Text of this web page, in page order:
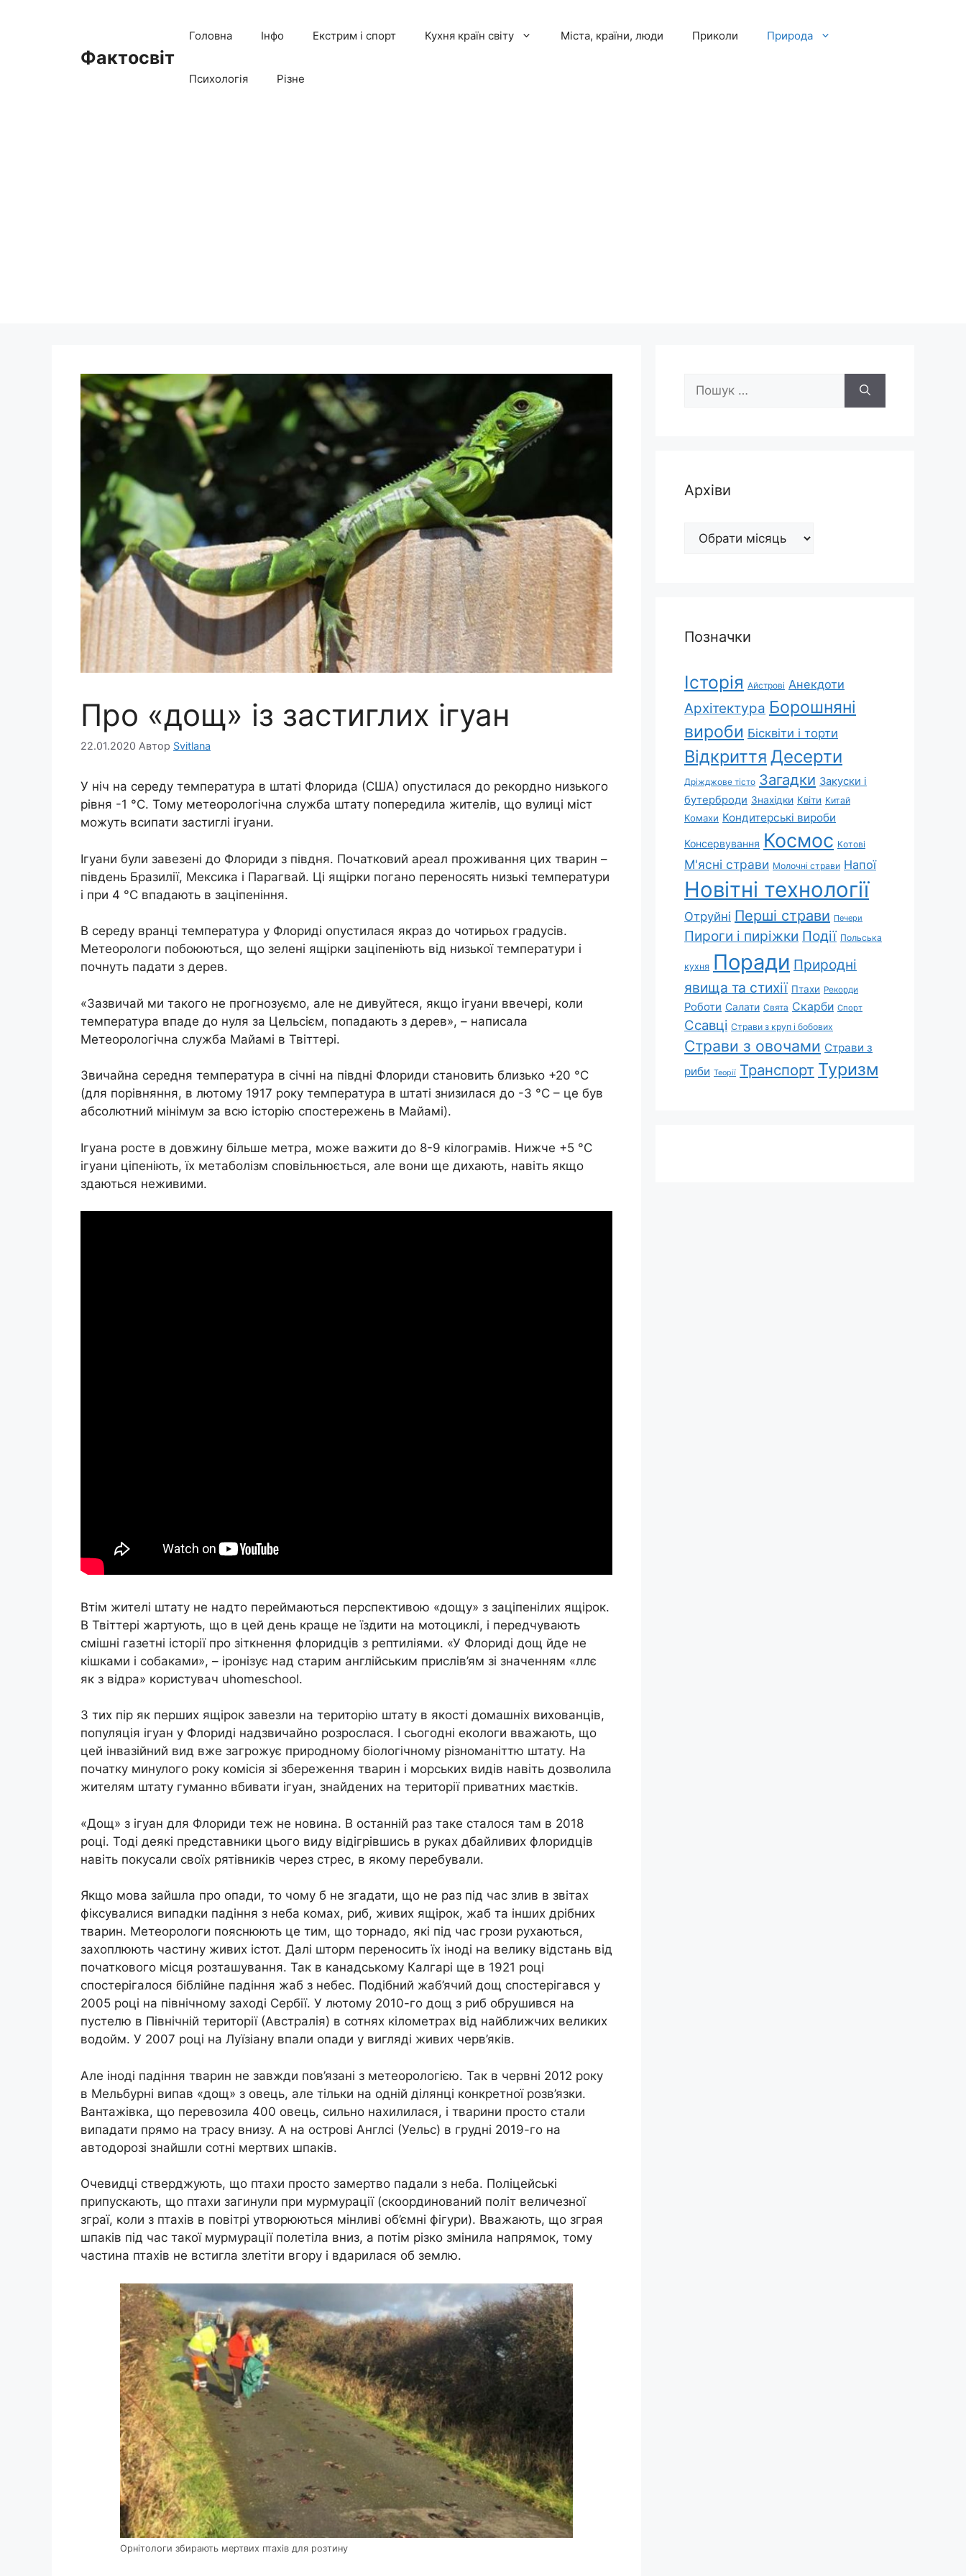
Фактосвіт
Головна Інфо Екстрим і спорт Кухня країн світу Міста, країни, люди Приколи Природа
Психологія Різне
Про «дощ» із застиглих ігуан
22.01.2020 Автор Svitlana
У ніч на середу температура в штаті Флорида (США) опустилася до рекордно низького
рівня -1 °C. Тому метеорологічна служба штату попередила жителів, що вулиці міст
можуть всипати застиглі ігуани.
Ігуани були завезені до Флориди з півдня. Початковий ареал проживання цих тварин –
південь Бразилії, Мексика і Парагвай. Ці ящірки погано переносять низькі температури
і при 4 °C впадають в заціпеніння.
В середу вранці температура у Флориді опустилася якраз до чотирьох градусів.
Метеорологи побоюються, що зелені ящірки заціпеніють від низької температури і
почнуть падати з дерев.
«Зазвичай ми такого не прогнозуємо, але не дивуйтеся, якщо ігуани ввечері, коли
температура впаде до нуля за Цельсієм, попадають з дерев», – написала
Метеорологічна служба Майамі в Твіттері.
Звичайна середня температура в січні на півдні Флориди становить близько +20 °C
(для порівняння, в лютому 1917 року температура в штаті знизилася до -3 °C – це був
абсолютний мінімум за всю історію спостережень в Майамі).
Ігуана росте в довжину більше метра, може важити до 8-9 кілограмів. Нижче +5 °C
ігуани ціпеніють, їх метаболізм сповільнюється, але вони ще дихають, навіть якщо
здаються неживими.
Втім жителі штату не надто переймаються перспективою «дощу» з заціпенілих ящірок.
В Твіттері жартують, що в цей день краще не їздити на мотоциклі, і передчувають
смішні газетні історії про зіткнення флоридців з рептиліями. «У Флориді дощ йде не
кішками і собаками», – іронізує над старим англійським прислів’ям зі значенням «ллє
як з відра» користувач uhomeschool.
З тих пір як перших ящірок завезли на територію штату в якості домашніх вихованців,
популяція ігуан у Флориді надзвичайно розрослася. І сьогодні екологи вважають, що
цей інвазійний вид вже загрожує природному біологічному різноманіттю штату. На
початку минулого року комісія зі збереження тварин і морських видів навіть дозволила
жителям штату гуманно вбивати ігуан, знайдених на території приватних маєтків.
«Дощ» з ігуан для Флориди теж не новина. В останній раз таке сталося там в 2018
році. Тоді деякі представники цього виду відігрівшись в руках дбайливих флоридців
навіть покусали своїх рятівників через стрес, в якому перебували.
Якщо мова зайшла про опади, то чому б не згадати, що не раз під час злив в звітах
фіксувалися випадки падіння з неба комах, риб, живих ящірок, жаб та інших дрібних
тварин. Метеорологи пояснюють це тим, що торнадо, які під час грози рухаються,
захоплюють частину живих істот. Далі шторм переносить їх іноді на велику відстань від
початкового місця розташування. Так в канадському Калгарі ще в 1921 році
спостерігалося біблійне падіння жаб з небес. Подібний жаб’ячий дощ спостерігався у
2005 році на північному заході Сербії. У лютому 2010-го дощ з риб обрушився на
пустелю в Північній території (Австралія) в сотнях кілометрах від найближчих великих
водойм. У 2007 році на Луїзіану впали опади у вигляді живих черв’яків.
Але іноді падіння тварин не завжди пов’язані з метеорологією. Так в червні 2012 року
в Мельбурні випав «дощ» з овець, але тільки на одній ділянці конкретної розв’язки.
Вантажівка, що перевозила 400 овець, сильно нахилилася, і тварини просто стали
випадати прямо на трасу внизу. А на острові Англсі (Уельс) в грудні 2019-го на
автодорозі знайшли сотні мертвих шпаків.
Очевидці стверджують, що птахи просто замертво падали з неба. Поліцейські
припускають, що птахи загинули при мурмурації (скоординований політ величезної
зграї, коли з птахів в повітрі утворюються мінливі об’ємні фігури). Вважають, що зграя
шпаків під час такої мурмурації полетіла вниз, а потім різко змінила напрямок, тому
частина птахів не встигла злетіти вгору і вдарилася об землю.
Орнітологи збирають мертвих птахів для розтину
Пошук:
Архіви
Архіви
Позначки
Історія Айстрові Анекдоти
Архітектура Борошняні
вироби Бісквіти і торти
Відкриття Десерти
Дріжджове тісто Загадки Закуски і
бутерброди Знахідки Квіти Китай
Комахи Кондитерські вироби
Консервування Космос Котові
М'ясні страви Молочні страви Напої
Новітні технології
Отруйні Перші страви Печери
Пироги і пиріжки Події Польська
кухня Поради Природні
явища та стихії Птахи Рекорди
Роботи Салати Свята Скарби Спорт
Ссавці Страви з круп і бобових
Страви з овочами Страви з
риби Теорії Транспорт Туризм